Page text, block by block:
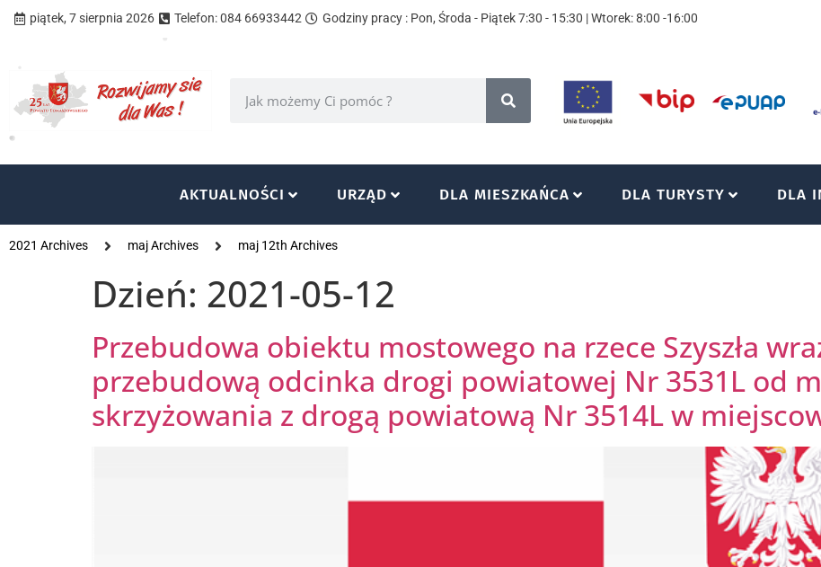
piątek, 7 sierpnia 2026 Telefon: 084 66933442 Godziny pracy : Pon, Środa - Piątek 7:30 - 15:30 | Wtorek: 8:00 -16:00
AKTUALNOŚCI URZĄD DLA MIESZKAŃCA DLA TURYSTY DLA
2021 Archives maj Archives maj 12th Archives
Dzień: 2021-05-12
Przebudowa obiektu mostowego na rzece Szyszła
przebudową odcinka drogi powiatowej Nr 3531L od
skrzyżowania z drogą powiatową Nr 3514L w